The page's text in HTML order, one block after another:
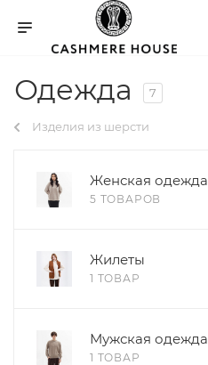
Одежда 7
Изделия из шерсти
Женская одежда
5 ТОВАРОВ
Жилеты
1 ТОВАР
Мужская одежда
1 ТОВАР